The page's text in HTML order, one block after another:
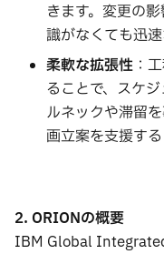
きます。変更の
識がなくても迅速
柔軟な拡張性 ：
ることで、スケ
ルネックや滞留
画立案を支援する
2. ORIONの概要
IBM Global